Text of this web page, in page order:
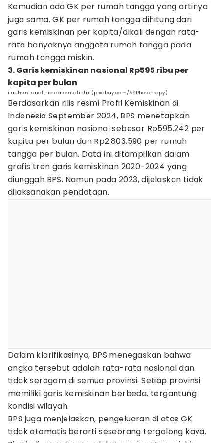
Kemudian ada GK per rumah tangga yang artinya
juga sama. GK per rumah tangga dihitung dari
garis kemiskinan per kapita/dikali dengan rata-
rata banyaknya anggota rumah tangga pada
rumah tangga miskin.
3. Garis kemiskinan nasional Rp595 ribu per
kapita per bulan
ilustrasi analisis data statistik (pixabay.com/ASPhotohrapy)
Berdasarkan rilis resmi Profil Kemiskinan di
Indonesia September 2024, BPS menetapkan
garis kemiskinan nasional sebesar Rp595.242 per
kapita per bulan dan Rp2.803.590 per rumah
tangga per bulan. Data ini ditampilkan dalam
grafis tren garis kemiskinan 2020-2024 yang
diunggah BPS. Namun pada 2023, dijelaskan tidak
dilaksanakan pendataan.
Dalam klarifikasinya, BPS menegaskan bahwa
angka tersebut adalah rata-rata nasional dan
tidak seragam di semua provinsi. Setiap provinsi
memiliki garis kemiskinan berbeda, tergantung
kondisi wilayah.
BPS juga menjelaskan, pengeluaran di atas GK
tidak otomatis berarti seseorang tergolong kaya.